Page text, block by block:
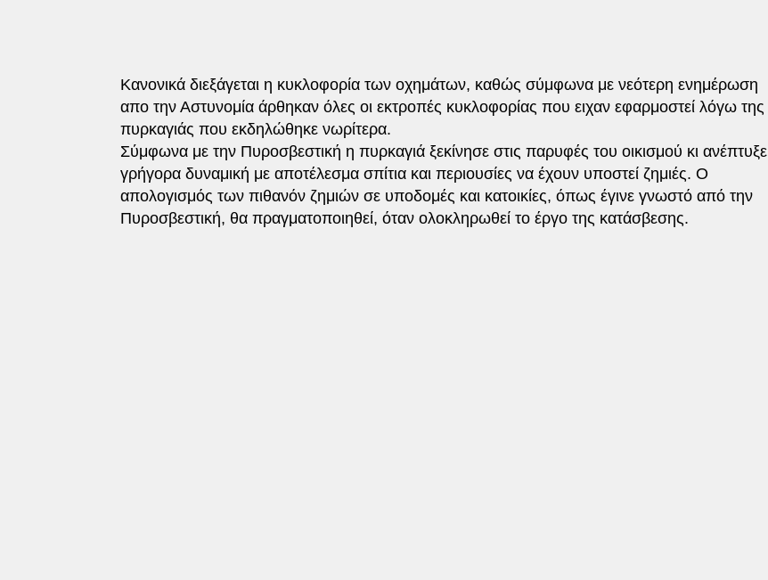
Κανονικά διεξάγεται η κυκλοφορία των οχημάτων, καθώς σύμφωνα με νεότερη ενημέρωση
απο την Αστυνομία άρθηκαν όλες οι εκτροπές κυκλοφορίας που ειχαν εφαρμοστεί λόγω της
πυρκαγιάς που εκδηλώθηκε νωρίτερα.
Σύμφωνα με την Πυροσβεστική η πυρκαγιά ξεκίνησε στις παρυφές του οικισμού κι ανέπτυξε
γρήγορα δυναμική με αποτέλεσμα σπίτια και περιουσίες να έχουν υποστεί ζημιές. Ο
απολογισμός των πιθανόν ζημιών σε υποδομές και κατοικίες, όπως έγινε γνωστό από την
Πυροσβεστική, θα πραγματοποιηθεί, όταν ολοκληρωθεί το έργο της κατάσβεσης.